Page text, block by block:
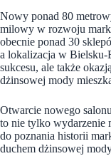
Nowy ponad 80
milowy w rozwoju
obecnie ponad 30
a lokalizacja w Bielsku-
sukcesu, ale także
dżinsowej mody
Otwarcie nowego
to nie tylko wydarzenie
do poznania historii
duchem dżinsowej